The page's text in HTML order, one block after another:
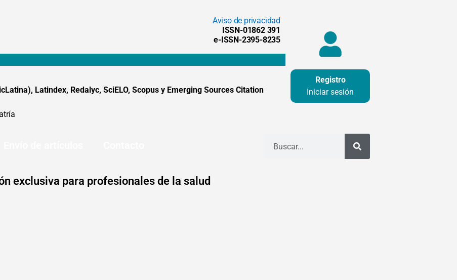
Aviso de privacidad
ISSN-01862 391
e-ISSN-2395-8235
Latindex, Redalyc, SciELO, Scopus y Emerging Sources Citation
Registro
Iniciar sesión
exclusiva para profesionales de la salud